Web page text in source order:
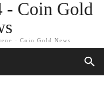
- Coin Gold
- Coin Gold News